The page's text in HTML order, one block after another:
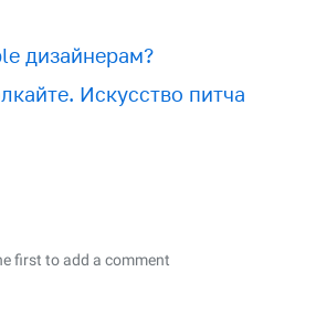
дизайнерам?
Искусство питча